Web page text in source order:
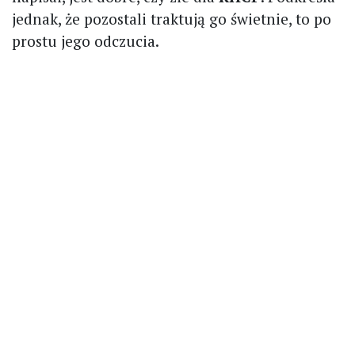
jednak, że pozostali traktują go świetnie, to po
prostu jego odczucia.